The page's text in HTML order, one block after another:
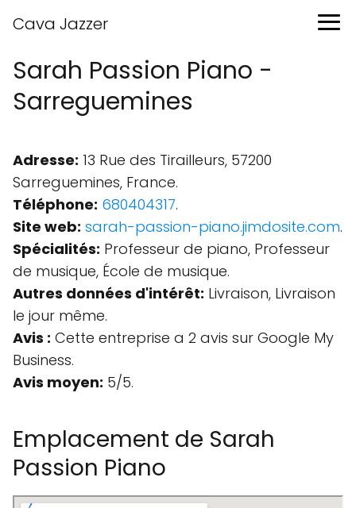
Cava Jazzer
Sarah Passion Piano -
Sarreguemines
Adresse: 13 Rue des Tirailleurs, 57200
Sarreguemines, France.
Téléphone: 680404317.
Site web: sarah-passion-piano.jimdosite.com.
Spécialités: Professeur de piano, Professeur
de musique, École de musique.
Autres données d'intérêt: Livraison, Livraison
le jour même.
Avis : Cette entreprise a 2 avis sur Google My
Business.
Avis moyen: 5/5.
Emplacement de Sarah
Passion Piano